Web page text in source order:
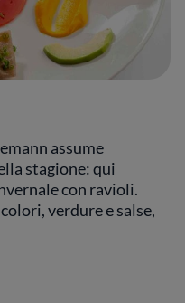
assume
stagione: qui
con ravioli.
verdure e salse,